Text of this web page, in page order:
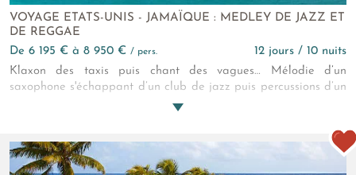
VOYAGE ETATS-UNIS - JAMAÏQUE : MEDLEY DE JAZZ ET
DE REGGAE
de 6 195 € à 8 950 € / pers.
12 jours / 10 nuits
Klaxon des taxis puis chant des vagues… Mélodie d’un
saxophone s'échappant d’un club de jazz puis percussions d’un
morceau de reggae émanant d’une paillote sur la plage…
» de verres à cocktail… Ce circuit combiné entre New York et
la Jamaïque est une partition hommage aux cultures afro-
américaines et rastafaris !